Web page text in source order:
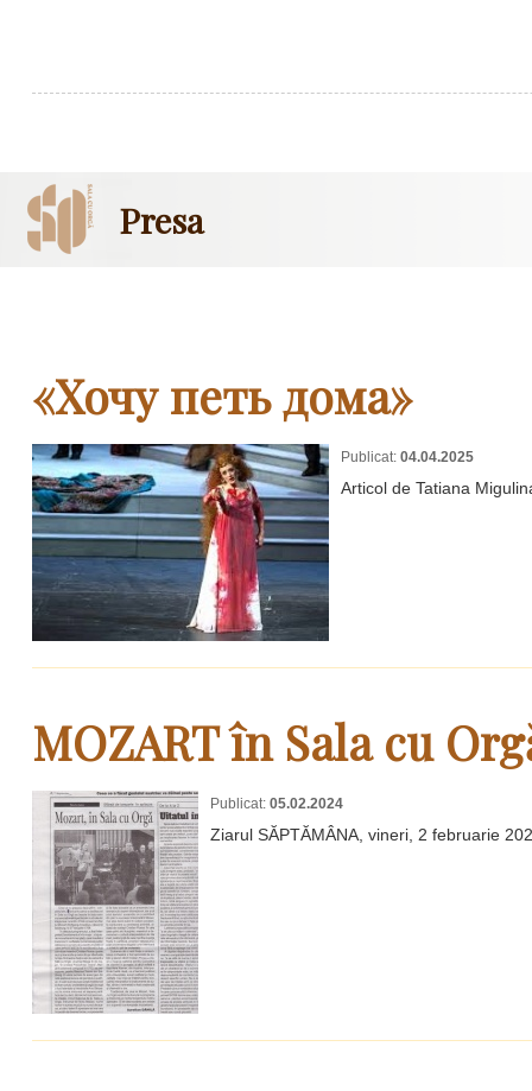
Presa
«Хочу петь дома»
Publicat: 04.04.2025
Articol de Tatiana
MOZART în Sala cu
Publicat: 05.02.2024
Ziarul SĂPTĂMÂNA, vineri, 2 februarie